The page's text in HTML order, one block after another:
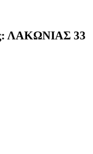
ΛΑΚΩΝΙΑΣ 33